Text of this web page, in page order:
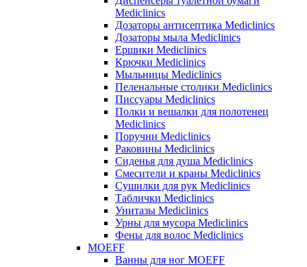
Mediclinics
Дозаторы антисептика Mediclinics
Дозаторы мыла Mediclinics
Ершики Mediclinics
Крючки Mediclinics
Мыльницы Mediclinics
Пеленальные столики Mediclinics
Писсуары Mediclinics
Полки и вешалки для полотенец
Mediclinics
Поручни Mediclinics
Раковины Mediclinics
Сиденья для душа Mediclinics
Смесители и краны Mediclinics
Сушилки для рук Mediclinics
Таблички Mediclinics
Унитазы Mediclinics
Урны для мусора Mediclinics
Фены для волос Mediclinics
MOEFF
Ванны для ног MOEFF